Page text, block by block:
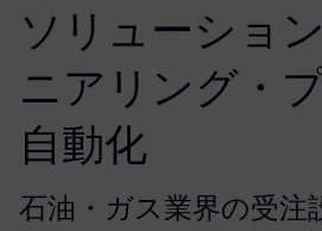
ソリューショ
ニアリング・
自動化
石油・ガス業界の受注